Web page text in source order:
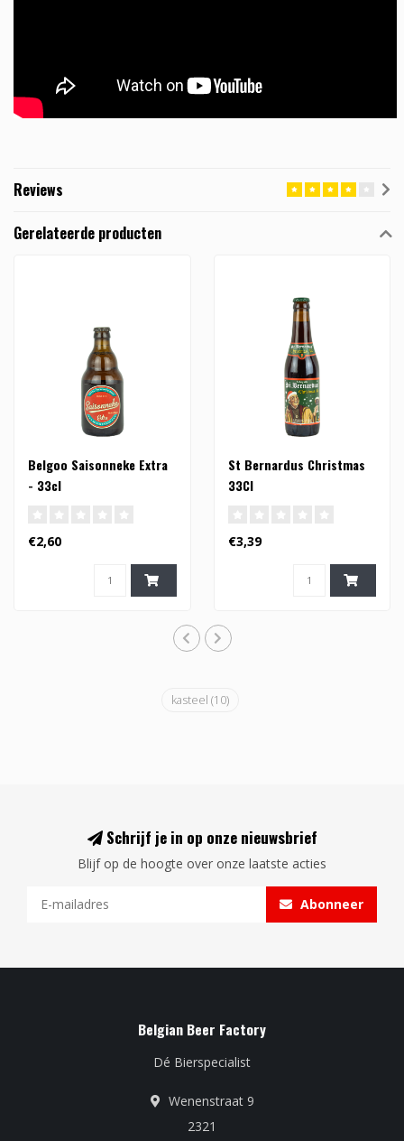
Reviews
Gerelateerde producten
Belgoo Saisonneke Extra
- 33cl
€2,60
St Bernardus Christmas
33Cl
€3,39
kasteel (10)
Schrijf je in op onze nieuwsbrief
Blijf op de hoogte over onze laatste acties
Abonneer
Belgian Beer Factory
Dé Bierspecialist
Wenenstraat 9
2321